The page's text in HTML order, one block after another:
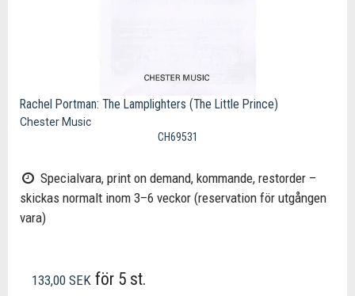
Rachel Portman: The Lamplighters (The Little Prince)
Chester Music
CH69531
Specialvara, print on demand, kommande, restorder –
skickas normalt inom 3–6 veckor (reservation för utgången
vara)
133,00 SEK för 5 st.